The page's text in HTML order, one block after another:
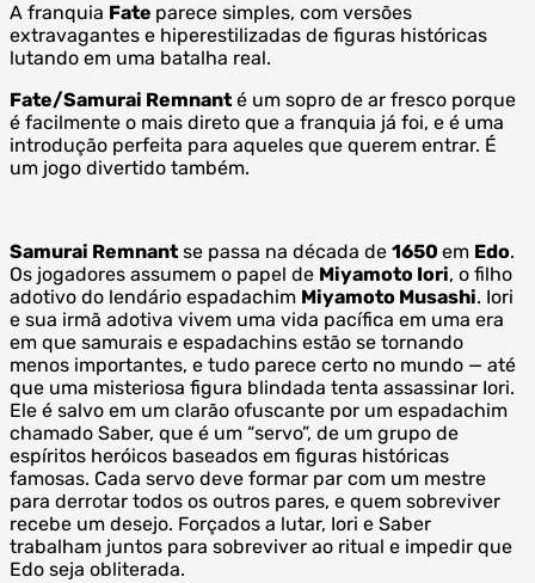
A franquia Fate parece simples, com versões
extravagantes e hiperestilizadas de figuras históricas
lutando em uma batalha real.
Fate/Samurai Remnant é um sopro de ar fresco porque
é facilmente o mais direto que a franquia já foi, e é uma
introdução perfeita para aqueles que querem entrar. É
um jogo divertido também.
Samurai Remnant se passa na década de 1650 em Edo.
Os jogadores assumem o papel de Miyamoto Iori, o filho
adotivo do lendário espadachim Miyamoto Musashi. Iori
e sua irmã adotiva vivem uma vida pacífica em uma era
em que samurais e espadachins estão se tornando
menos importantes, e tudo parece certo no mundo — até
que uma misteriosa figura blindada tenta assassinar Iori.
Ele é salvo em um clarão ofuscante por um espadachim
chamado Saber, que é um “servo”, de um grupo de
espíritos heróicos baseados em figuras históricas
famosas. Cada servo deve formar par com um mestre
para derrotar todos os outros pares, e quem sobreviver
recebe um desejo. Forçados a lutar, Iori e Saber
trabalham juntos para sobreviver ao ritual e impedir que
Edo seja obliterada.